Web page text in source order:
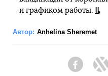
и графиком работы.
Автор: Anhelina Sheremet